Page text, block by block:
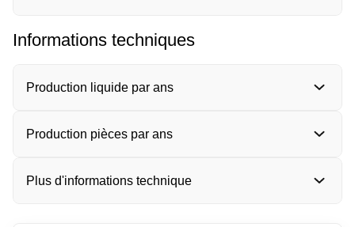
Informations techniques
Production liquide par ans
Production pièces par ans
Plus d'informations technique